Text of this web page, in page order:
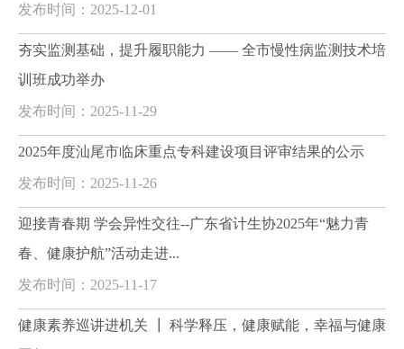
发布时间：2025-12-01
夯实监测基础，提升履职能力 —— 全市慢性病监测技术培
训班成功举办
发布时间：2025-11-29
2025年度汕尾市临床重点专科建设项目评审结果的公示
发布时间：2025-11-26
迎接青春期 学会异性交往--广东省计生协2025年“魅力青
春、健康护航”活动走进...
发布时间：2025-11-17
健康素养巡讲进机关 ┃ 科学释压，健康赋能，幸福与健康